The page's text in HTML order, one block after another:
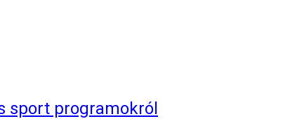
sport programokról